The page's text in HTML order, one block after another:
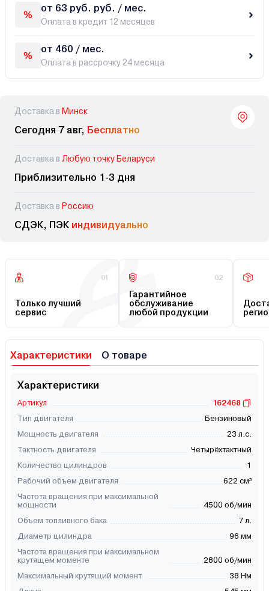
от 63 руб. руб. / мес.
Оплата в кредит 12 месяцев
от 460 / мес.
Оплата в рассрочку 24 месяца
Доставка в Минск
Сегодня 7 авг, Бесплатно
Доставка в Любую точку Беларуси
Приблизительно 1-3 дня
Доставка в Россию
СДЭК, ПЭК индивидуально
01
Только лучший
сервис
02
Гарантийное
обслуживание
любой продукции
Характеристики О товаре
Характеристики
Артикул
162468
Тип двигателя
Бензиновый
Мощность двигателя
23 л.с.
Тактность двигателя
Четырёхтактный
Количество цилиндров
1
Рабочий объем двигателя
622 см³
Частота вращения при максимальной
мощности
4500 об/мин
Объем топливного бака
7 л.
Диаметр цилиндра
96 мм
Частота вращения при максимальном
крутящем моменте
2800 об/мин
Максимальный крутящий момент
38 Нм